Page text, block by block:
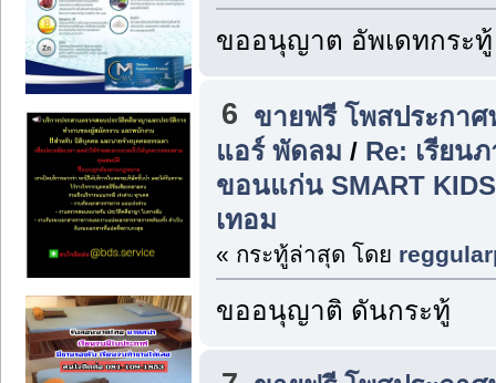
ขออนุญาต อัพเดทกระทู้
6 ขายฟรี โพสประกาศ
แอร์ พัดลม / Re: เรียน
ขอนแก่น SMART
เทอม
« กระทู้ล่าสุด โดย
ขออนุญาติ ดันกระทู้